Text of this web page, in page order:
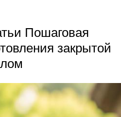
Пошаговая
закрытой